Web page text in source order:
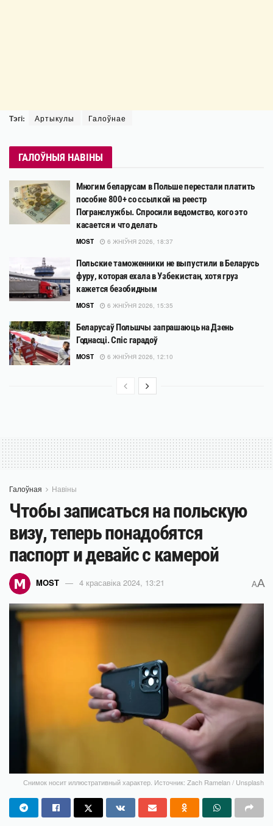
Тэгі: Артыкулы Галоўнае
ГАЛОЎНЫЯ НАВІНЫ
Многим беларусам в Польше перестали платить
пособие 800+ со ссылкой на реестр
Погранслужбы. Спросили ведомство, кого это
касается и что делать
MOST 6 ЖНІЎНЯ 2026, 18:37
Польские таможенники не выпустили в Беларусь
фуру, которая ехала в Узбекистан, хотя груз
кажется безобидным
MOST 6 ЖНІЎНЯ 2026, 15:35
Беларусаў Польшчы запрашаюць на Дзень
Годнасці. Спіс гарадоў
MOST 6 ЖНІЎНЯ 2026, 12:10
Галоўная Навіны
Чтобы записаться на польскую
визу, теперь понадобятся
паспорт и девайс с камерой
MOST 4 красавіка 2024, 13:21 AA
Снимок носит иллюстративный характер. Источник: Zach Ramelan / Unsplash